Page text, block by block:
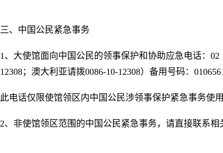
三、中国公民紧急事务
1、大使馆面向中国公民的领事保护和协助应急电话：
12308；澳大利亚请拨0086-10-12308）备用号码：
此电话仅限使馆领区内中国公民涉领事保护紧急事务
2、非使馆领区范围的中国公民紧急事务，请直接联系